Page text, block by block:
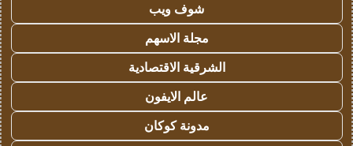
شوف ويب
مجلة الاسهم
الشرقية الاقتصادية
عالم الايفون
مدونة كوكان